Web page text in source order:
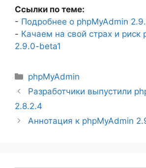
Ссылки по теме:
- Подробнее о phpMyAdmin
- Качаем на свой страх и риск
2.9.0-beta1
Рубрики
phpMyAdmin
Разработчики выпустили
2.8.2.4
Аннотация к phpMyAdmin